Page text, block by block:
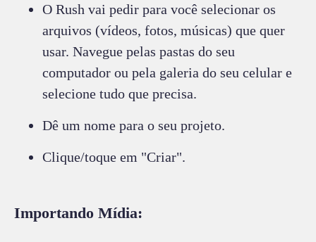
O Rush vai pedir para você selecionar os
arquivos (vídeos, fotos, músicas) que quer
usar. Navegue pelas pastas do seu
computador ou pela galeria do seu celular e
selecione tudo que precisa.
Dê um nome para o seu projeto.
Clique/toque em "Criar".
Importando Mídia: